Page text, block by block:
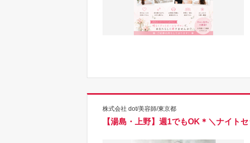
株式会社 dot/美容師/東京都
【湯島・上野】週1でもOK＊＼ナイト